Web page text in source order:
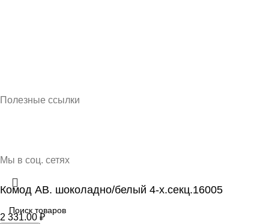
Полезные ссылки
Мы в соц. сетях
Комод АВ. шоколадно/белый 4-х.секц.16005
2 331.00 ₽